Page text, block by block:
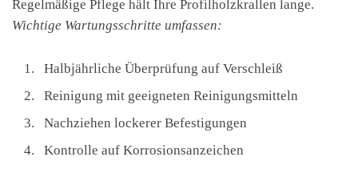
Regelmäßige Pflege hält Ihre Profilholzkrallen lange.
Wichtige Wartungsschritte umfassen:
Halbjährliche Überprüfung auf Verschleiß
Reinigung mit geeigneten Reinigungsmitteln
Nachziehen lockerer Befestigungen
Kontrolle auf Korrosionsanzeichen